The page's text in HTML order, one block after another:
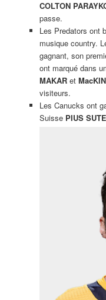
COLTON
passe.
Les Predators ont
musique country.
gagnant, son
ont marqué dans
MAKARet
visiteurs.
Les Canucks ont
Suisse PIUS